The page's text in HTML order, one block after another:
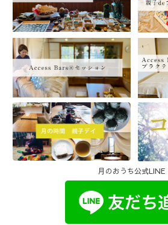
月のおうち公式LINE